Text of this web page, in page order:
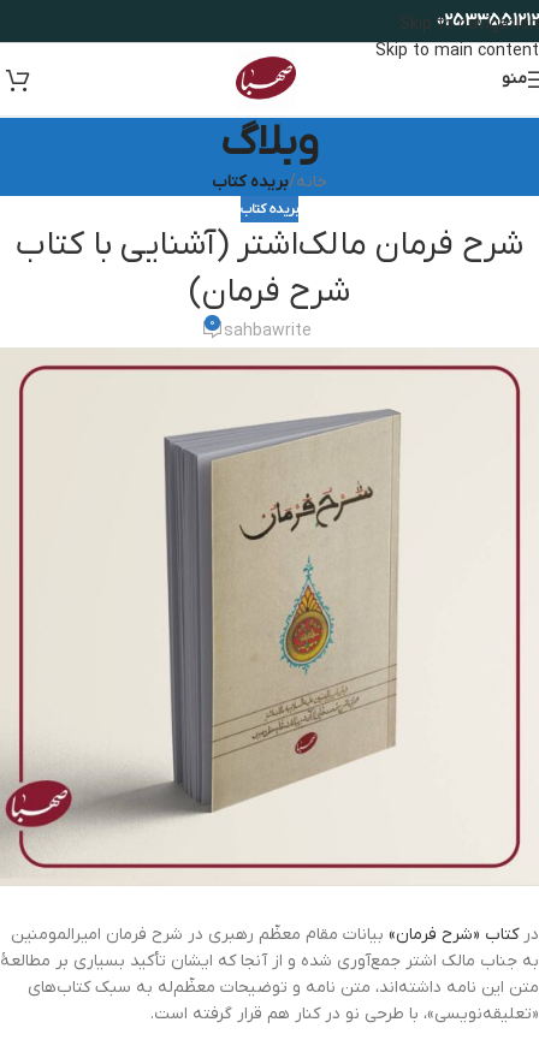
Skip to navigation
Skip to main content
02533551212
منو
وبلاگ
خانه/بریده کتاب
بریده کتاب
شرح فرمان مالک‌اشتر (آشنایی با کتاب
شرح فرمان)
sahbawrite
0
در کتاب «شرح فرمان» بیانات مقام معظّم رهبری در شرح فرمان امیرالمومنین
به جناب مالک اشتر جمع‌آ‌وری شده و از آنجا که ایشان تأکید بسیاری بر مطالعۀ
متن این نامه داشته‌اند، متن نامه و توضیحات معظّم‌له به سبک کتاب‌های
«تعلیقه‌نویسی»، با طرحی نو در کنار هم قرار گرفته است.